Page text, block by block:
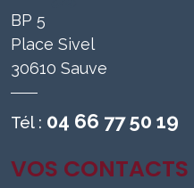
BP 5
Place Sivel
30610 Sauve
Tél : 04 66 77 50 19
VOS CONTACTS